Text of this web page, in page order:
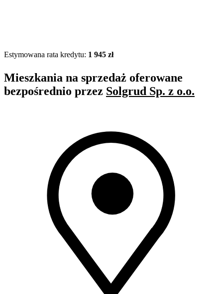
Estymowana rata kredytu: 1 945 zł
Mieszkania na sprzedaż oferowane
bezpośrednio przez Solgrud Sp. z o.o.